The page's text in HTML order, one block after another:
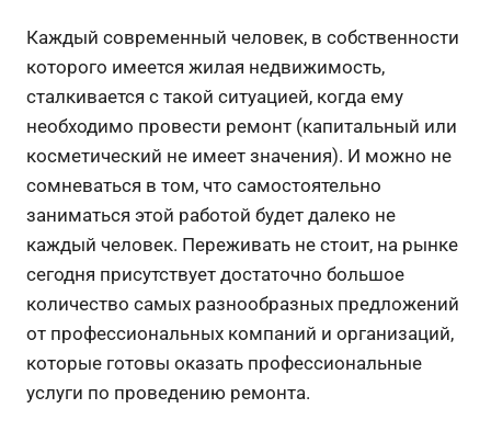
Каждый современный человек, в собственности
которого имеется жилая недвижимость,
сталкивается с такой ситуацией, когда ему
необходимо провести ремонт (капитальный или
косметический не имеет значения). И можно не
сомневаться в том, что самостоятельно
заниматься этой работой будет далеко не
каждый человек. Переживать не стоит, на рынке
сегодня присутствует достаточно большое
количество самых разнообразных предложений
от профессиональных компаний и организаций,
которые готовы оказать профессиональные
услуги по проведению ремонта.